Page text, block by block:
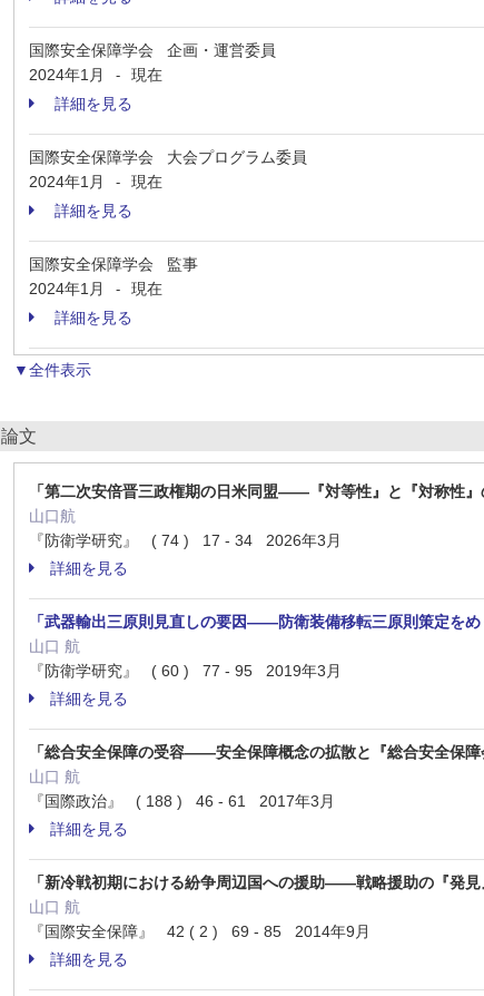
国際安全保障学会 企画・運営委員
2024年1月
-
現在
詳細を見る
国際安全保障学会 大会プログラム委員
2024年1月
-
現在
詳細を見る
国際安全保障学会 監事
2024年1月
-
現在
詳細を見る
▼全件表示
論文
「第二次安倍晋三政権期の日米同盟――『対等性』と『対称性』
山口航
『防衛学研究』 ( 74 ) 17 - 34 2026年3月
詳細を見る
「武器輸出三原則見直しの要因――防衛装備移転三原則策定をめ
山口 航
『防衛学研究』 ( 60 ) 77 - 95 2019年3月
詳細を見る
「総合安全保障の受容――安全保障概念の拡散と『総合安全保障
山口 航
『国際政治』 ( 188 ) 46 - 61 2017年3月
詳細を見る
「新冷戦初期における紛争周辺国への援助――戦略援助の『発見
山口 航
『国際安全保障』 42 ( 2 ) 69 - 85 2014年9月
詳細を見る